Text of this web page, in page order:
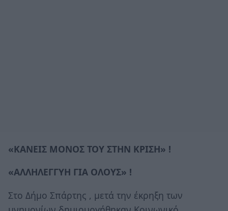
«ΚΑΝΕΙΣ ΜΟΝΟΣ ΤΟΥ ΣΤΗΝ ΚΡΙΣΗ» !
«ΑΛΛΗΛΕΓΓΥΗ ΓΙΑ ΟΛΟΥΣ» !
Στο Δήμο Σπάρτης , μετά την έκρηξη των